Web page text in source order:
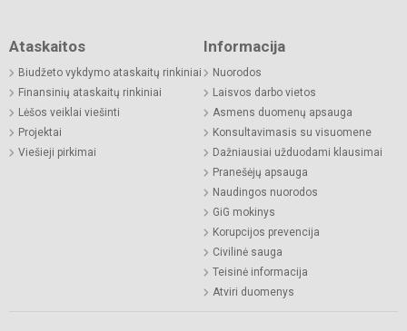
Ataskaitos
Biudžeto vykdymo ataskaitų rinkiniai
Finansinių ataskaitų rinkiniai
Lėšos veiklai viešinti
Projektai
Viešieji pirkimai
Informacija
Nuorodos
Laisvos darbo vietos
Asmens duomenų apsauga
Konsultavimasis su visuomene
Dažniausiai užduodami klausimai
Pranešėjų apsauga
Naudingos nuorodos
GiG mokinys
Korupcijos prevencija
Civilinė sauga
Teisinė informacija
Atviri duomenys